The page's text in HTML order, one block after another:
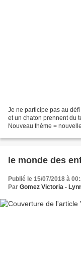
Je ne participe pas au
et un chaton prennent du
Nouveau thème =
le monde des
Publié le 15/07/2018 à
Par Gomez Victoria -